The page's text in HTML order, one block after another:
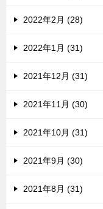
2022年2月 (28)
2022年1月 (31)
2021年12月 (31)
2021年11月 (30)
2021年10月 (31)
2021年9月 (30)
2021年8月 (31)